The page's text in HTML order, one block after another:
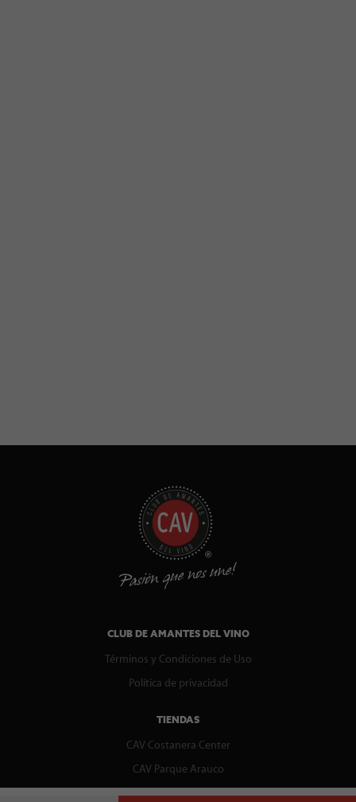
CLUB DE AMANTES DEL VINO
Términos y Condiciones de Uso
Política de privacidad
TIENDAS
CAV Costanera Center
CAV Parque Arauco